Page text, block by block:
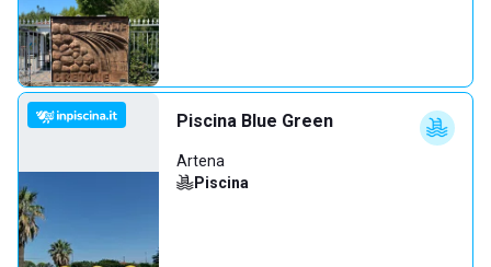
Piscina Blue Green
Artena
Piscina